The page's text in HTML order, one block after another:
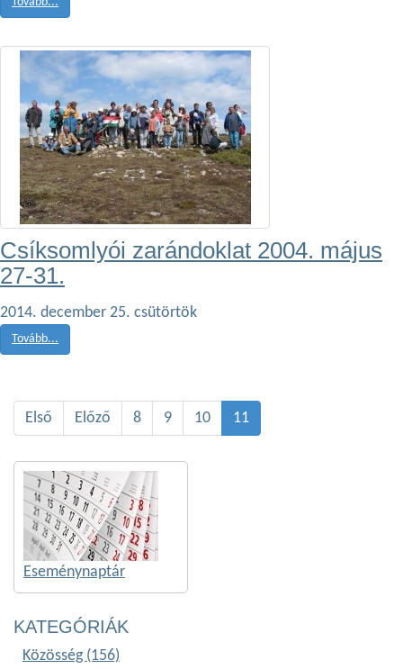
Csíksomlyói zarándoklat 2004. május
27-31.
2014. december 25. csütörtök
Tovább...
Első Előző 8 9 10 11
Eseménynaptár
KATEGÓRIÁK
Közösség (156)